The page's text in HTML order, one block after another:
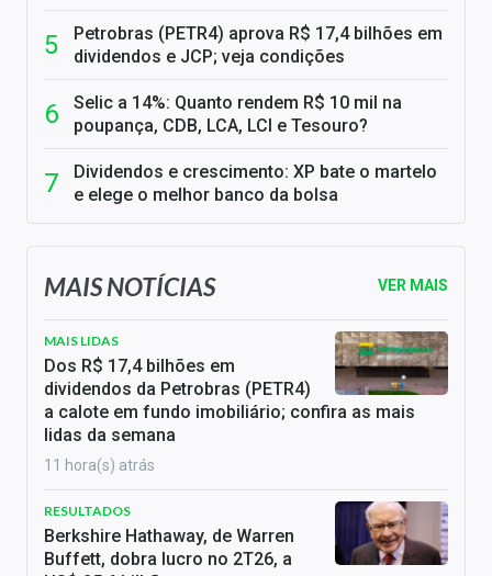
Petrobras (PETR4) aprova R$ 17,4 bilhões em
dividendos e JCP; veja condições
Selic a 14%: Quanto rendem R$ 10 mil na
poupança, CDB, LCA, LCI e Tesouro?
Dividendos e crescimento: XP bate o martelo
e elege o melhor banco da bolsa
MAIS NOTÍCIAS VER MAIS
MAIS LIDAS
Dos R$ 17,4 bilhões em
dividendos da Petrobras (PETR4)
a calote em fundo imobiliário; confira as mais
lidas da semana
11 hora(s) atrás
RESULTADOS
Berkshire Hathaway, de Warren
Buffett, dobra lucro no 2T26, a